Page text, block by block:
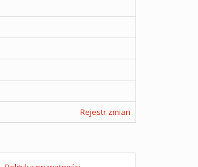
Rejestr zmian